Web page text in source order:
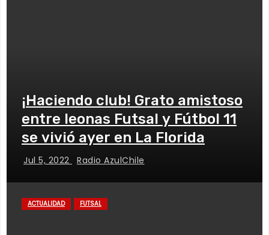
¡Haciendo club! Grato amistoso
entre leonas Futsal y Fútbol 11
se vivió ayer en La Florida
Jul 5, 2022 Radio AzulChile
ACTUALIDAD FUTSAL